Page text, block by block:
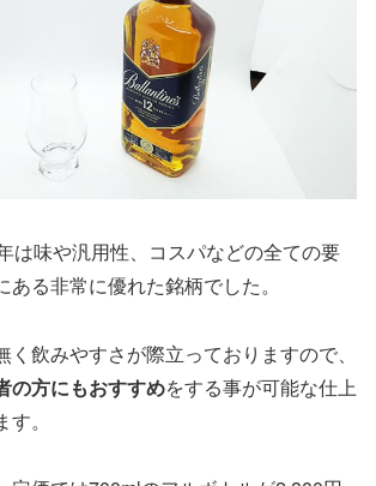
は味や汎用性、コスパなどの全ての要
る非常に優れた銘柄でした。
飲みやすさが際立っておりますので、
の方にもおすすめをする事が可能な仕上
。